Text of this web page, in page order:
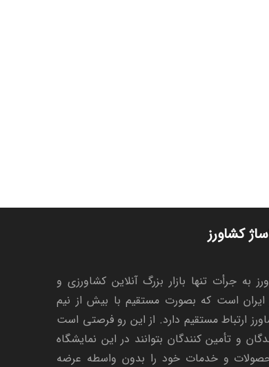
کشاورز
به جرأت تنها بازار بزرگ آنلاین کشاورزی و
است که بصورت مستقیم با بیش از نیم
ارتباط مستقیم دارد. از این رو فرصتی است
و تأمین کنندگان بتوانند در این نمایشگاه
و خدمات خود را بدون واسطه عرضه